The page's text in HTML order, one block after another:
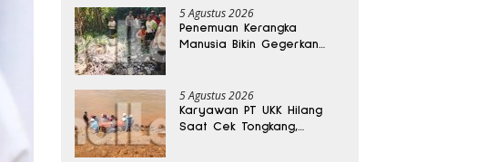
5 Agustus 2026
Penemuan Kerangka
Manusia Bikin Gegerkan
5 Agustus 2026
Karyawan PT UKK Hilang
Saat Cek Tongkang,